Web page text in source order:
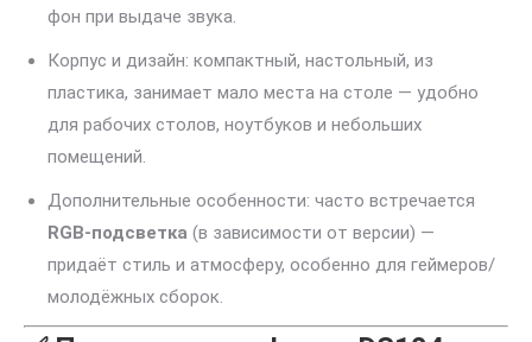
фон при выдаче звука.
Корпус и дизайн: компактный, настольный, из
пластика, занимает мало места на столе — удобно
для рабочих столов, ноутбуков и небольших
помещений.
Дополнительные особенности: часто встречается
RGB-подсветка (в зависимости от версии) —
придаёт стиль и атмосферу, особенно для геймеров/
молодёжных сборок.